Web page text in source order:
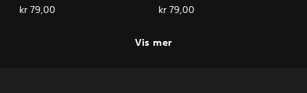
kr 79,00 kr 79,00
Vis mer